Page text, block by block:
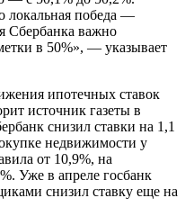
локальная победа —
Сбербанка важно
в 50%», — указывает
ипотечных ставок
источник газеты в
снизил ставки на 1,1
недвижимости у
от 10,9%, на
Уже в апреле госбанк
снизил ставку еще на